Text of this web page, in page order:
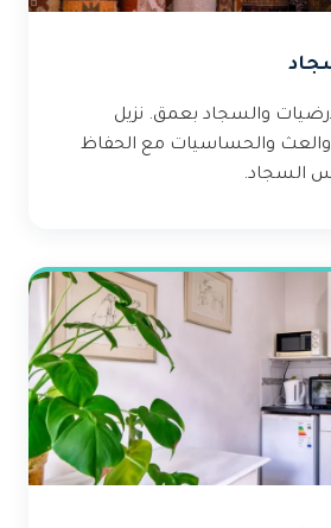
والسجاد بعمق. نزيل
والعث والحساسيات مع الحفاظ
السجاد.